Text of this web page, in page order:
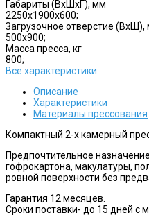
Габариты (ВхШхГ), мм
2250x1900x600;
Загрузочное отверстие (ВхШ),
500x900;
Масса пресса, кг
800;
Все характеристики
Описание
Характеристики
Материалы прессования
Компактный 2-х камерный
Предпочтительное
гофрокартона, макулатуры,
ровной поверхности без
Гарантия 12 месяцев.
Сроки поставки- до 15 дней с